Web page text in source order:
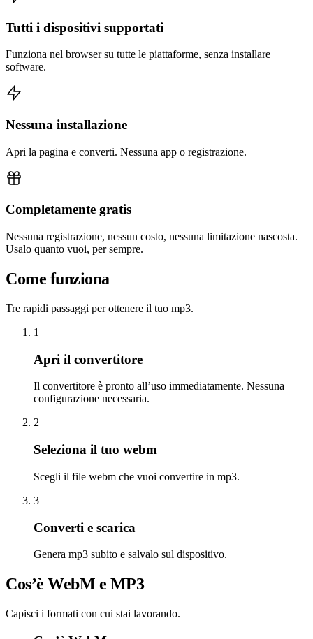
Tutti i dispositivi supportati
Funziona nel browser su tutte le piattaforme, senza installare
software.
Nessuna installazione
Apri la pagina e converti. Nessuna app o registrazione.
Completamente gratis
Nessuna registrazione, nessun costo, nessuna limitazione nascosta.
Usalo quanto vuoi, per sempre.
Come funziona
Tre rapidi passaggi per ottenere il tuo mp3.
1
Apri il convertitore
Il convertitore è pronto all’uso immediatamente. Nessuna
configurazione necessaria.
2
Seleziona il tuo webm
Scegli il file webm che vuoi convertire in mp3.
3
Converti e scarica
Genera mp3 subito e salvalo sul dispositivo.
Cos’è WebM e MP3
Capisci i formati con cui stai lavorando.